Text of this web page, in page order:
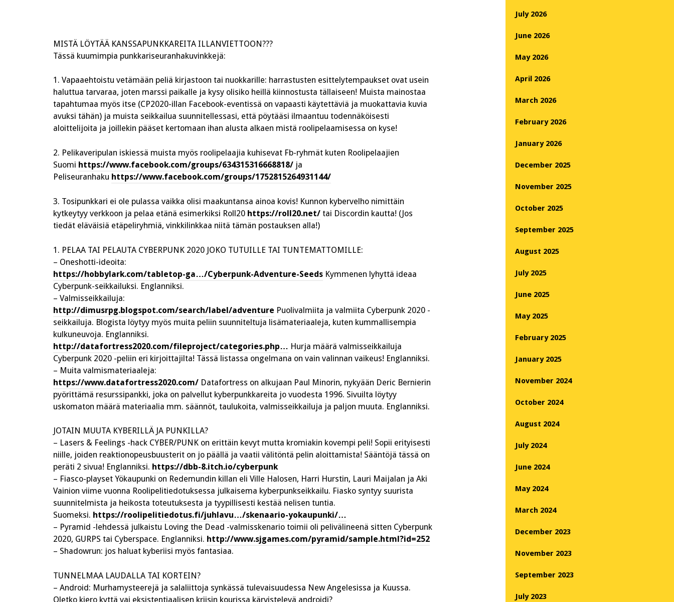
MISTÄ LÖYTÄÄ KANSSAPUNKKAREITA ILLANVIETTOON???
Tässä kuumimpia punkkariseuranhakuvinkkejä:
1. Vapaaehtoistu vetämään peliä kirjastoon tai nuokkarille: harrastusten esittelytempaukset ovat usein
haluttua tarvaraa, joten marssi paikalle ja kysy olisiko heillä kiinnostusta tällaiseen! Muista mainostaa
tapahtumaa myös itse (CP2020-illan Facebook-eventissä on vapaasti käytettäviä ja muokattavia kuvia
avuksi tähän) ja muista seikkailua suunnitellessasi, että pöytääsi ilmaantuu todennäköisesti
aloittelijoita ja joillekin pääset kertomaan ihan alusta alkaen mistä roolipelaamisessa on kyse!
2. Pelikaveripulan iskiessä muista myös roolipelaajia kuhisevat Fb-ryhmät kuten Roolipelaajien
Suomi https://www.facebook.com/groups/634315316668818/ja
Peliseuranhaku https://www.facebook.com/groups/1752815264931144/
3. Tosipunkkari ei ole pulassa vaikka olisi maakuntansa ainoa kovis! Kunnon kybervelho nimittäin
kytkeytyy verkkoon ja pelaa etänä esimerkiksi Roll20 https://roll20.net/tai Discordin kautta! (Jos
tiedät eläväisiä etäpeliryhmiä, vinkkilinkkaa niitä tämän postauksen alla!)
1. PELAA TAI PELAUTA CYBERPUNK 2020 JOKO TUTUILLE TAI TUNTEMATTOMILLE:
– Oneshotti-ideoita:
https://hobbylark.com/tabletop-ga…/Cyberpunk-Adventure-SeedsKymmenen lyhyttä ideaa
Cyberpunk-seikkailuksi. Englanniksi.
– Valmisseikkailuja:
http://dimusrpg.blogspot.com/search/label/adventure Puolivalmiita ja valmiita Cyberpunk 2020 -
seikkailuja. Blogista löytyy myös muita peliin suunniteltuja lisämateriaaleja, kuten kummallisempia
kulkuneuvoja. Englanniksi.
http://datafortress2020.com/fileproject/categories.php… Hurja määrä valmisseikkailuja
Cyberpunk 2020 -peliin eri kirjoittajilta! Tässä listassa ongelmana on vain valinnan vaikeus! Englanniksi.
– Muita valmismateriaaleja:
https://www.datafortress2020.com/Datafortress on alkujaan Paul Minorin, nykyään Deric Bernierin
pyörittämä resurssipankki, joka on palvellut kyberpunkkareita jo vuodesta 1996. Sivuilta löytyy
uskomaton määrä materiaalia mm. säännöt, taulukoita, valmisseikkailuja ja paljon muuta. Englanniksi.
JOTAIN MUUTA KYBERILLÄ JA PUNKILLA?
– Lasers & Feelings -hack CYBER/PUNK on erittäin kevyt mutta kromiakin kovempi peli! Sopii erityisesti
niille, joiden reaktionopeusbuusterit on jo päällä ja vaatii välitöntä pelin aloittamista! Sääntöjä tässä on
peräti 2 sivua! Englanniksi. https://dbb-8.itch.io/cyberpunk
– Fiasco-playset Yökaupunki on Redemundin killan eli Ville Halosen, Harri Hurstin, Lauri Maijalan ja Aki
Vainion viime vuonna Roolipelitiedotuksessa julkaisema kyberpunkseikkailu. Fiasko syntyy suurista
suunnitelmista ja heikosta toteutuksesta ja tyypillisesti kestää nelisen tuntia.
Suomeksi. https://roolipelitiedotus.fi/juhlavu…/skenaario-yokaupunki/…
– Pyramid -lehdessä julkaistu Loving the Dead -valmisskenario toimii oli pelivälineenä sitten Cyberpunk
2020, GURPS tai Cyberspace. Englanniksi. http://www.sjgames.com/pyramid/sample.html?id=252
– Shadowrun: jos haluat kyberiisi myös fantasiaa.
TUNNELMAA LAUDALLA TAI KORTEIN?
– Android: Murhamysteerejä ja salaliittoja synkässä tulevaisuudessa New Angelesissa ja Kuussa.
Oletko kiero kyttä vai eksistentiaalisen kriisin kourissa kärvistelevä androidi?
July 2026
June 2026
May 2026
April 2026
March 2026
February 2026
January 2026
December 2025
November 2025
October 2025
September 2025
August 2025
July 2025
June 2025
May 2025
February 2025
January 2025
November 2024
October 2024
August 2024
July 2024
June 2024
May 2024
March 2024
December 2023
November 2023
September 2023
July 2023